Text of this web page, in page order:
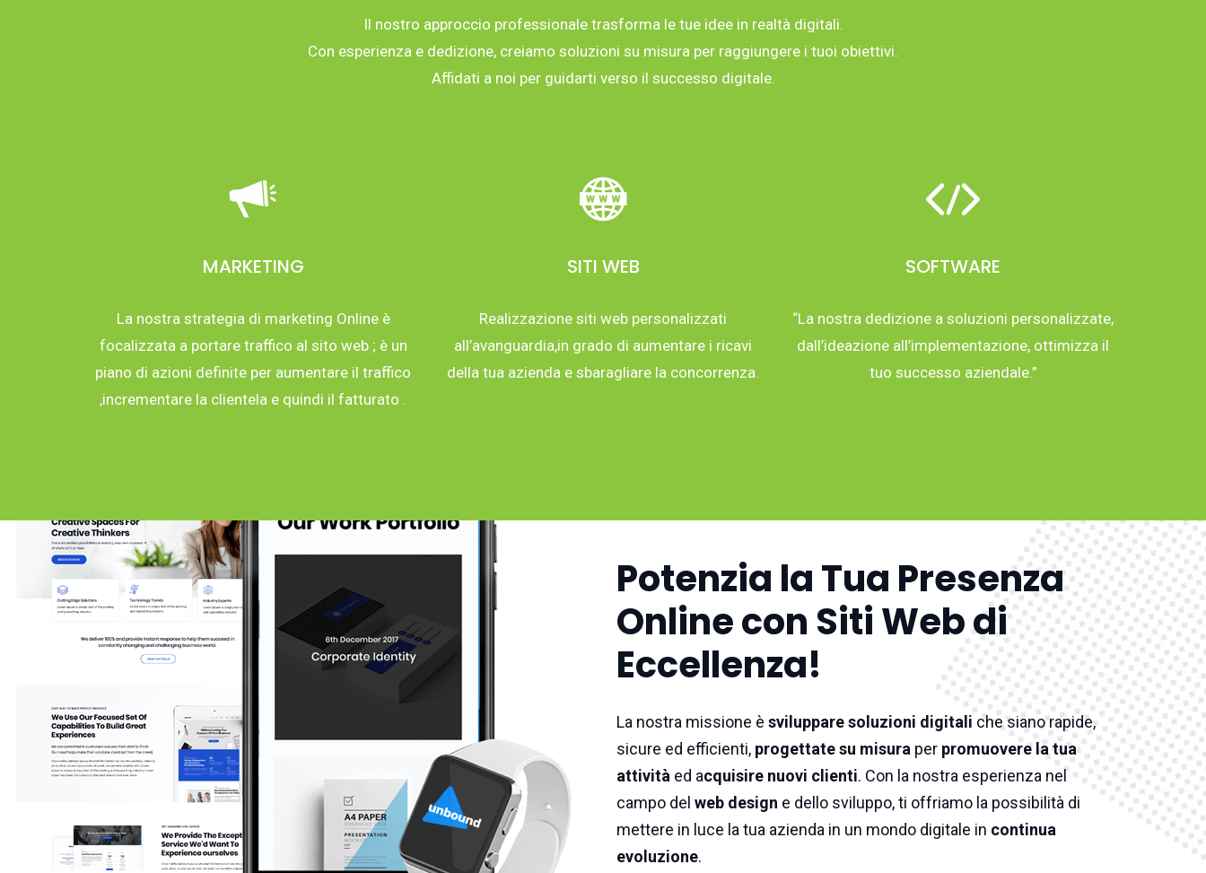
Il nostro approccio professionale trasforma le tue idee in realtà digitali.
Con esperienza e dedizione, creiamo soluzioni su misura per raggiungere i tuoi obiettivi.
Affidati a noi per guidarti verso il successo digitale.
MARKETING
La nostra strategia di marketing Online è
focalizzata a portare traffico al sito web ; è un
piano di azioni definite per aumentare il traffico
,incrementare la clientela e quindi il fatturato .
SITI WEB
Realizzazione siti web personalizzati
all’avanguardia,in grado di aumentare i ricavi
della tua azienda e sbaragliare la concorrenza.
SOFTWARE
“La nostra dedizione a soluzioni personalizzate,
dall’ideazione all’implementazione, ottimizza il
tuo successo aziendale.”
Potenzia la Tua Presenza
Online con Siti Web di
Eccellenza!
La nostra missione è sviluppare soluzioni digitali che siano rapide,
sicure ed efficienti, progettate su misura per promuovere la tua
attività ed acquisire nuovi clienti. Con la nostra esperienza nel
campo del web design e dello sviluppo, ti offriamo la possibilità di
mettere in luce la tua azienda in un mondo digitale in continua
evoluzione.